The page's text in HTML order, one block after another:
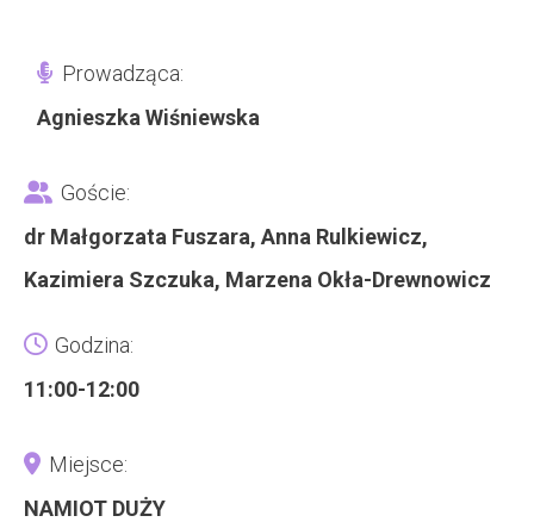
Prowadząca:
Agnieszka Wiśniewska
Goście:
dr Małgorzata Fuszara, Anna Rulkiewicz,
Kazimiera Szczuka, Marzena Okła-Drewnowicz
Godzina:
11:00-12:00
Miejsce:
NAMIOT DUŻY